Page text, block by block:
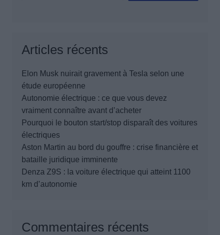
Articles récents
Elon Musk nuirait gravement à Tesla selon une
étude européenne
Autonomie électrique : ce que vous devez
vraiment connaître avant d’acheter
Pourquoi le bouton start/stop disparaît des voitures
électriques
Aston Martin au bord du gouffre : crise financière et
bataille juridique imminente
Denza Z9S : la voiture électrique qui atteint 1100
km d’autonomie
Commentaires récents